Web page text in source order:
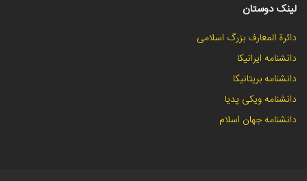
لینک دوستان
دائرة المعارف بزرگ اسلامی
دانشنامه ایرانیکا
دانشنامه بریتانیکا
دانشنامه ویکی پدیا
دانشنامه جهان اسلام